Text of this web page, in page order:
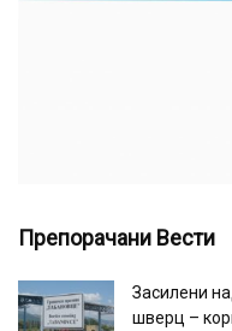
Препорачани Вести
Засилени
шверц –